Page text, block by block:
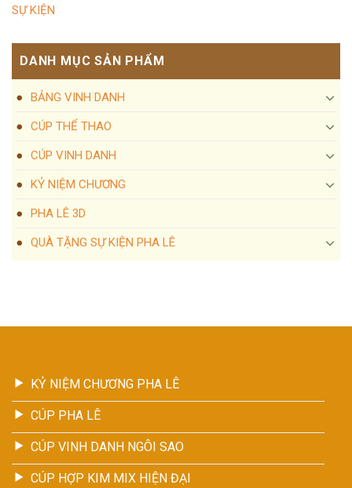
SỰ KIỆN
DANH MỤC SẢN PHẨM
BẢNG VINH DANH
CÚP THỂ THAO
CÚP VINH DANH
KỶ NIỆM CHƯƠNG
PHA LÊ 3D
QUÀ TẶNG SỰ KIỆN PHA LÊ
KỶ NIỆM CHƯƠNG PHA LÊ
CÚP PHA LÊ
CÚP VINH DANH NGÔI SAO
CÚP HỢP KIM MIX HIỆN ĐẠI